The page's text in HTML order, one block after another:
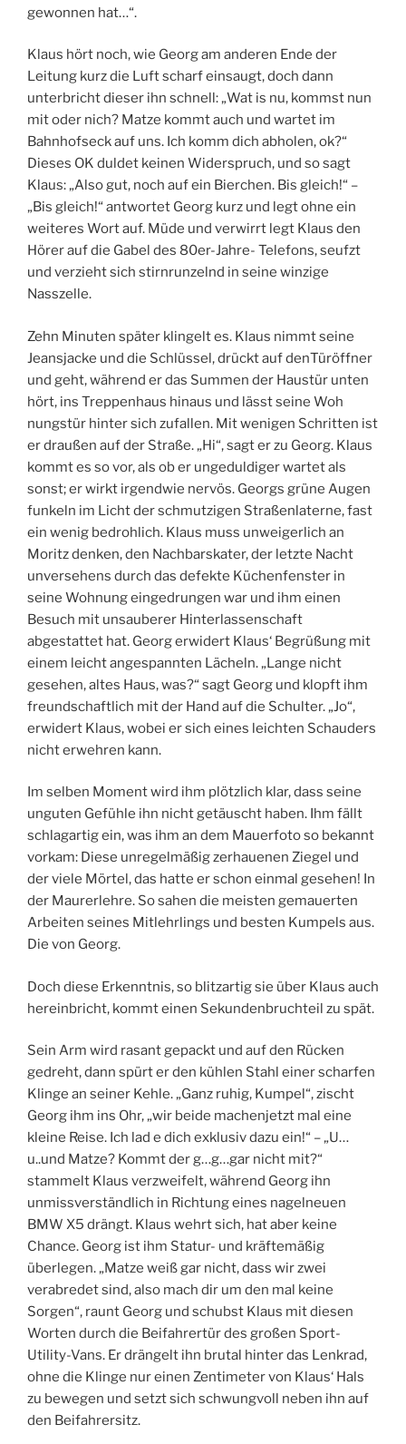
gewonnen hat…“.
Klaus hört noch, wie Georg am anderen Ende der
Leitung kurz die Luft scharf einsaugt, doch dann
unterbricht dieser ihn schnell: „Wat is nu, kommst nun
mit oder nich? Matze kommt auch und wartet im
Bahnhofseck auf uns. Ich komm dich abholen, ok?“
Dieses OK duldet keinen Widerspruch, und so sagt
Klaus: „Also gut, noch auf ein Bierchen. Bis gleich!“ –
„Bis gleich!“ antwortet Georg kurz und legt ohne ein
weiteres Wort auf. Müde und verwirrt legt Klaus den
Hörer auf die Gabel des 80er-Jahre- Telefons, seufzt
und verzieht sich stirnrunzelnd in seine winzige
Nasszelle.
Zehn Minuten später klingelt es. Klaus nimmt seine
Jeansjacke und die Schlüssel, drückt auf denTüröffner
und geht, während er das Summen der Haustür unten
hört, ins Treppenhaus hinaus und lässt seine Woh
nungstür hinter sich zufallen. Mit wenigen Schritten ist
er draußen auf der Straße. „Hi“, sagt er zu Georg. Klaus
kommt es so vor, als ob er ungeduldiger wartet als
sonst; er wirkt irgendwie nervös. Georgs grüne Augen
funkeln im Licht der schmutzigen Straßenlaterne, fast
ein wenig bedrohlich. Klaus muss unweigerlich an
Moritz denken, den Nachbarskater, der letzte Nacht
unversehens durch das defekte Küchenfenster in
seine Wohnung eingedrungen war und ihm einen
Besuch mit unsauberer Hinterlassenschaft
abgestattet hat. Georg erwidert Klaus‘ Begrüßung mit
einem leicht angespannten Lächeln. „Lange nicht
gesehen, altes Haus, was?“ sagt Georg und klopft ihm
freundschaftlich mit der Hand auf die Schulter. „Jo“,
erwidert Klaus, wobei er sich eines leichten Schauders
nicht erwehren kann.
Im selben Moment wird ihm plötzlich klar, dass seine
unguten Gefühle ihn nicht getäuscht haben. Ihm fällt
schlagartig ein, was ihm an dem Mauerfoto so bekannt
vorkam: Diese unregelmäßig zerhauenen Ziegel und
der viele Mörtel, das hatte er schon einmal gesehen! In
der Maurerlehre. So sahen die meisten gemauerten
Arbeiten seines Mitlehrlings und besten Kumpels aus.
Die von Georg.
Doch diese Erkenntnis, so blitzartig sie über Klaus auch
hereinbricht, kommt einen Sekundenbruchteil zu spät.
Sein Arm wird rasant gepackt und auf den Rücken
gedreht, dann spürt er den kühlen Stahl einer scharfen
Klinge an seiner Kehle. „Ganz ruhig, Kumpel“, zischt
Georg ihm ins Ohr, „wir beide machenjetzt mal eine
kleine Reise. Ich lad e dich exklusiv dazu ein!“ – „U…
u..und Matze? Kommt der g…g…gar nicht mit?“
stammelt Klaus verzweifelt, während Georg ihn
unmissverständlich in Richtung eines nagelneuen
BMW X5 drängt. Klaus wehrt sich, hat aber keine
Chance. Georg ist ihm Statur- und kräftemäßig
überlegen. „Matze weiß gar nicht, dass wir zwei
verabredet sind, also mach dir um den mal keine
Sorgen“, raunt Georg und schubst Klaus mit diesen
Worten durch die Beifahrertür des großen Sport-
Utility-Vans. Er drängelt ihn brutal hinter das Lenkrad,
ohne die Klinge nur einen Zentimeter von Klaus‘ Hals
zu bewegen und setzt sich schwungvoll neben ihn auf
den Beifahrersitz.